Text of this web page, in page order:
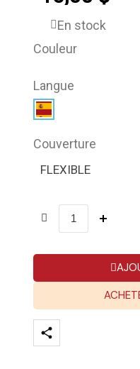
En stock
Couleur
Langue
Couverture
FLEXIBLE